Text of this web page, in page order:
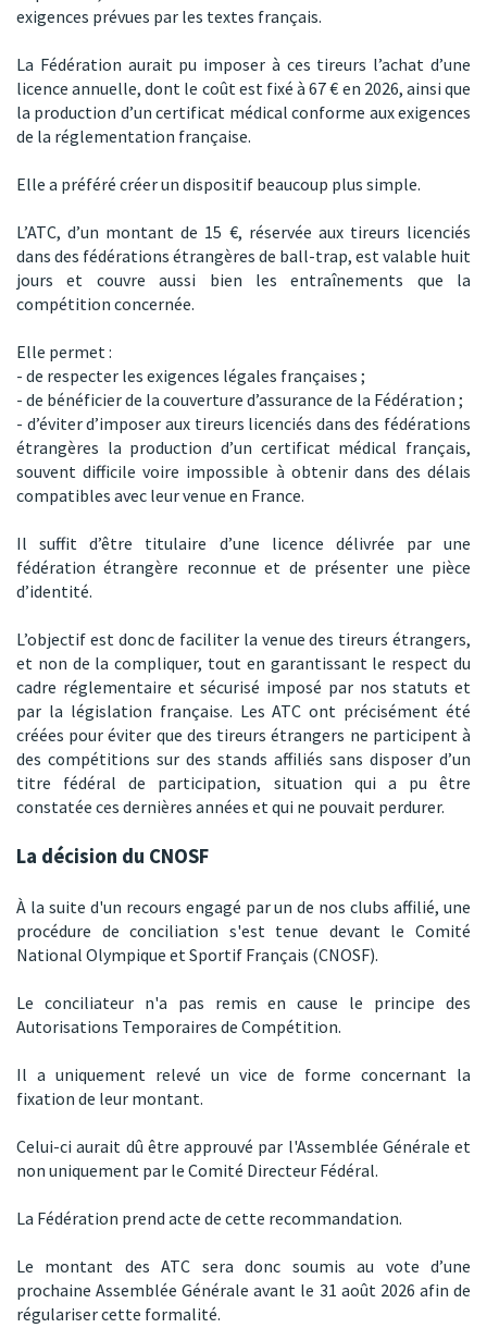
exigences prévues par les textes français.
La Fédération aurait pu imposer à ces tireurs l’achat d’une
licence annuelle, dont le coût est fixé à 67 € en 2026, ainsi que
la production d’un certificat médical conforme aux exigences
de la réglementation française.
Elle a préféré créer un dispositif beaucoup plus simple.
L’ATC, d’un montant de 15 €, réservée aux tireurs licenciés
dans des fédérations étrangères de ball-trap, est valable huit
jours et couvre aussi bien les entraînements que la
compétition concernée.
Elle permet :
- de respecter les exigences légales françaises ;
- de bénéficier de la couverture d’assurance de la Fédération ;
- d’éviter d’imposer aux tireurs licenciés dans des fédérations
étrangères la production d’un certificat médical français,
souvent difficile voire impossible à obtenir dans des délais
compatibles avec leur venue en France.
Il suffit d’être titulaire d’une licence délivrée par une
fédération étrangère reconnue et de présenter une pièce
d’identité.
L’objectif est donc de faciliter la venue des tireurs étrangers,
et non de la compliquer, tout en garantissant le respect du
cadre réglementaire et sécurisé imposé par nos statuts et
par la législation française. Les ATC ont précisément été
créées pour éviter que des tireurs étrangers ne participent à
des compétitions sur des stands affiliés sans disposer d’un
titre fédéral de participation, situation qui a pu être
constatée ces dernières années et qui ne pouvait perdurer.
La décision du CNOSF
À la suite d'un recours engagé par un de nos clubs affilié, une
procédure de conciliation s'est tenue devant le Comité
National Olympique et Sportif Français (CNOSF).
Le conciliateur n'a pas remis en cause le principe des
Autorisations Temporaires de Compétition.
Il a uniquement relevé un vice de forme concernant la
fixation de leur montant.
Celui-ci aurait dû être approuvé par l'Assemblée Générale et
non uniquement par le Comité Directeur Fédéral.
La Fédération prend acte de cette recommandation.
Le montant des ATC sera donc soumis au vote d’une
prochaine Assemblée Générale avant le 31 août 2026 afin de
régulariser cette formalité.